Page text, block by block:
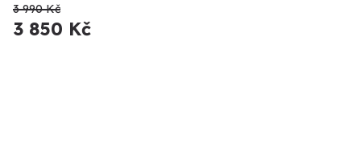
3 990 Kč
3 850 Kč